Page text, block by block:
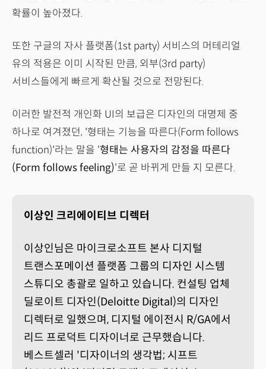
확률이 높아졌다.
또한 구글의 자사 플랫폼(1st party) 서비스의 머테리얼
유의 적용은 이미 시작된 만큼, 외부(3rd party)
서비스들에게 빠르게 확산될 것으로 전망된다.
이러한 발전적 개인화 UI의 보급은 디자인의 대명제 중
하나로 여겨졌던, '형태는 기능을 따른다(Form follows
function)'라는 말을 '형태는 사용자의 감정을 따른다
(Form follows feeling)'로 곧 바뀌게 만들 지 모른다.
이상인 크리에이티브 디렉터
이상인님은 마이크로소프트 본사 디지털
트랜스포메이션 플랫폼 그룹의 디자인 시스템
스튜디오 총괄로 일하고 있습니다. 컨설팅 업체
딜로이트 디자인(Deloitte Digital)의 디자인
디렉터로 일했으며, 디지털 에이전시 R/GA에서
리드 프로덕트 디자이너로 근무했습니다.
베스트셀러 '디자이너의 생각법; 시프트